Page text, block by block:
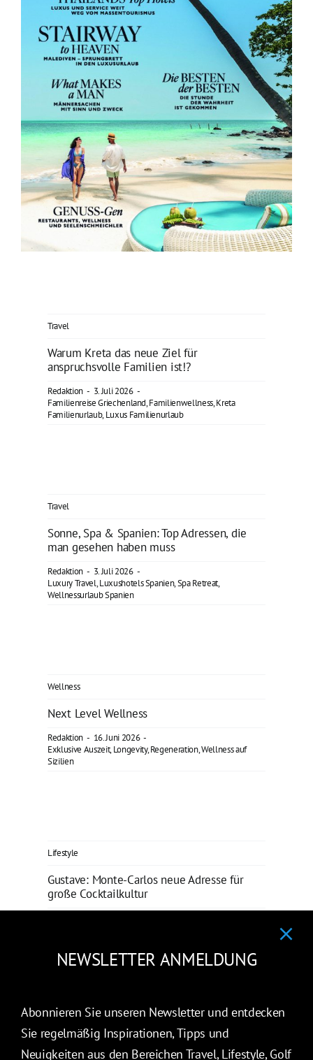
Travel
Warum Kreta das neue Ziel für
anspruchsvolle Familien ist!?
Redaktion - 3. Juli 2026 -
Familienreise Griechenland,Familienwellness,Kreta
Familienurlaub,Luxus Familienurlaub
Travel
Sonne, Spa & Spanien: Top Adressen, die
man gesehen haben muss
Redaktion - 3. Juli 2026 -
Luxury Travel,Luxushotels Spanien,Spa Retreat,
Wellnessurlaub Spanien
Wellness
Next Level Wellness
Redaktion - 16. Juni 2026 -
Exklusive Auszeit,Longevity,Regeneration,Wellness auf
Sizilien
Lifestyle
Gustave: Monte-Carlos neue Adresse für
große Cocktailkultur
Travel
NEWSLETTER ANMELDUNG
Abonnieren Sie unseren Newsletter und entdecken
Sie regelmäßig Inspirationen, Tipps und
Neuigkeiten aus den Bereichen Travel, Lifestyle, Golf